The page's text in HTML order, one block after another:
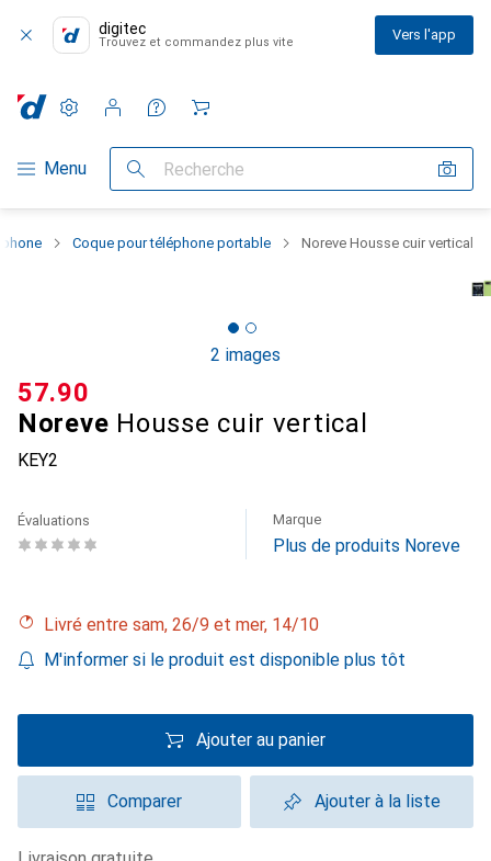
digitec
Trouvez et commandez plus vite Vers l'app
Navigation par catégorie
Menu Recherche
Paramètres
Compte client
Listes de comparaison
Listes d'envies
Panier
Coque pour téléphone portable Noreve Housse cuir vertical
2 images
Noreve Housse cuir vertical
KEY2
CHF
57.90
Évaluations Marque
Plus de produits Noreve
Livré entre sam, 26/9 et mer, 14/10
M'informer si le produit est disponible plus tôt
Ajouter au panier
Comparer Ajouter à la liste